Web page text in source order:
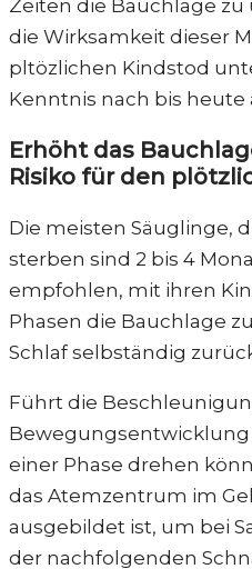
Zeiten die Bauchlage zu
die Wirksamkeit dieser
pltözlichen Kindstod
Kenntnis nach bis heute
Erhöht das
Risiko für den
Die meisten Säuglinge,
sterben sind 2 bis 4
empfohlen, mit ihren
Phasen die Bauchlage
Schlaf selbständig
Führt die
Bewegungsentwicklung
einer Phase drehen
das Atemzentrum im
ausgebildet ist, um bei
der nachfolgenden